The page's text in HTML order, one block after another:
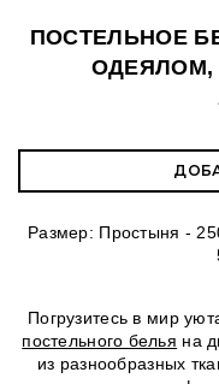
ПОСТЕЛЬНОЕ
ОДЕЯЛОМ,
Размер: Простыня -
Погрузитесь в мир
постельного белья на
из разнообразных